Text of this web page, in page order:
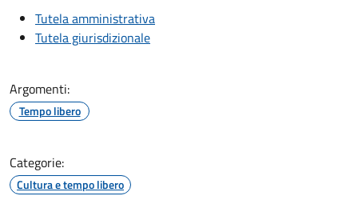
Tutela amministrativa
Tutela giurisdizionale
Argomenti:
Tempo libero
Categorie:
Cultura e tempo libero